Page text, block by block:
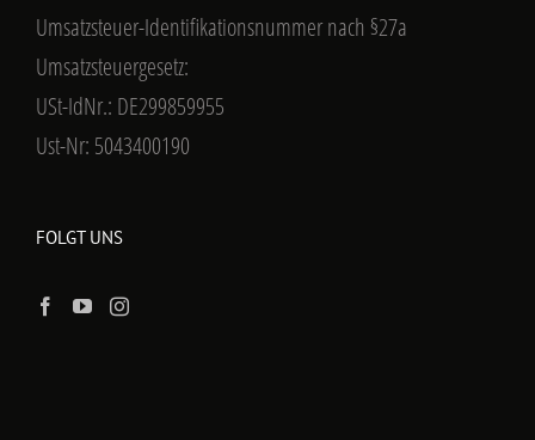
Umsatzsteuer-Identifikationsnummer nach §27a
Umsatzsteuergesetz:
USt-IdNr.: DE299859955
Ust-Nr: 5043400190
FOLGT UNS